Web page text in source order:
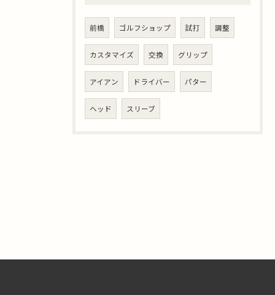
前橋 ゴルフショップ 試打 調整
カスタマイズ 交換 グリップ
アイアン ドライバー パター
ヘッド スリーブ